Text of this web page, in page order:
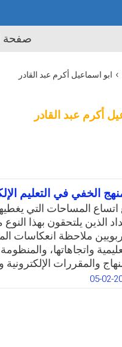
صفحة
› ابو اسماعيل أكرم عبد القادر
أكرم عبد القادر
الخفي في التعليم
المساحات التي يغطيها
الذين يلتحقون بهذا
ملاحظة انعكاسات
واتجاهاتها،
والمقررات
التدريس التي
الإلكتروني، فضلا عن
05-02-